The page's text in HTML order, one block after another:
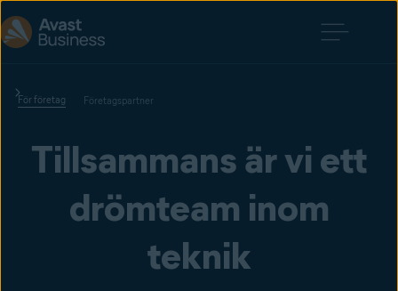
För företag Företagspartner
Tillsammans är vi ett
drömteam inom
teknik